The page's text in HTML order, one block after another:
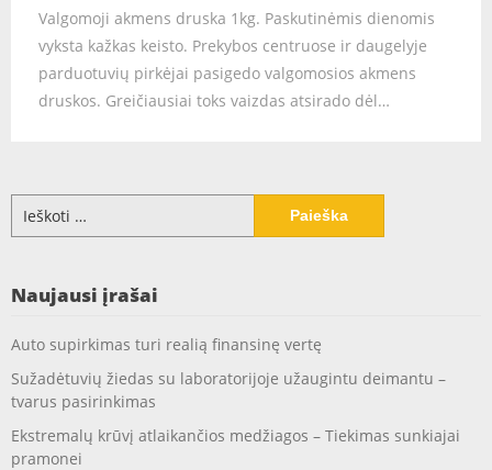
Valgomoji akmens druska 1kg. Paskutinėmis dienomis
vyksta kažkas keisto. Prekybos centruose ir daugelyje
parduotuvių pirkėjai pasigedo valgomosios akmens
druskos. Greičiausiai toks vaizdas atsirado dėl…
Ieškoti:
Naujausi įrašai
Auto supirkimas turi realią finansinę vertę
Sužadėtuvių žiedas su laboratorijoje užaugintu deimantu –
tvarus pasirinkimas
Ekstremalų krūvį atlaikančios medžiagos – Tiekimas sunkiajai
pramonei